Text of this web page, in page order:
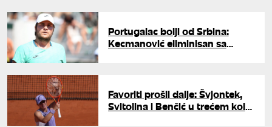
Portugalac bolji od Srbina:
Kecmanović eliminisan sa
Favoriti prošli dalje: Švjontek,
Svitolina i Benčić u trećem kolu